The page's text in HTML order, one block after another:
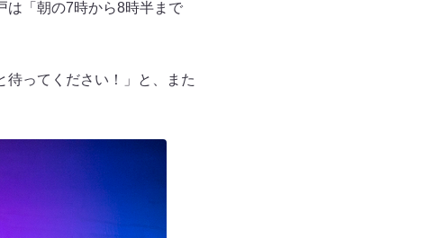
「朝の7時から8時半まで
待ってください！」と、また